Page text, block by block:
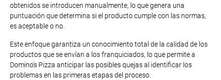
obtenidos se introducen manualmente, lo que genera una
puntuación que determina si el producto cumple con las normas,
es aceptable o no.
Este enfoque garantiza un conocimiento total de la calidad de los
productos que se envían a los franquiciados, lo que permite a
Domino's Pizza anticipar las posibles quejas al identificar los
problemas en las primeras etapas del proceso.